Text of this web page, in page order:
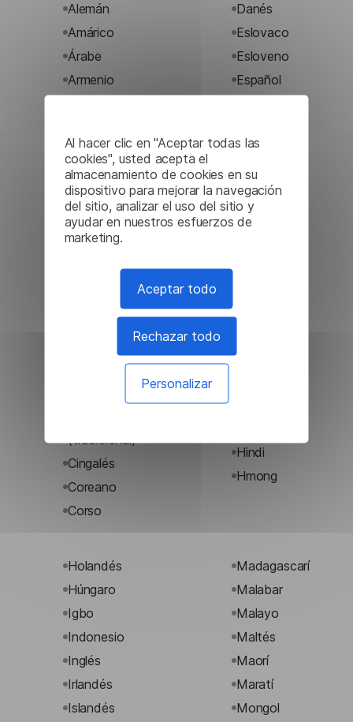
Al hacer clic en "Aceptar todas las
cookies", usted acepta el
almacenamiento de cookies en su
dispositivo para mejorar la navegación
del sitio, analizar el uso del sitio y
ayudar en nuestros esfuerzos de
marketing.
Aceptar todo
Rechazar todo
Personalizar
Alemán
Amárico
Árabe
Armenio
Bengalí
Bielorruso
Bosnio
Búlgaro
Canarés
(simplificado)
(tradicional)
Cingalés
Coreano
Corso
Danés
Eslovaco
Esloveno
Español
Finlandés
Francés
Frisio
Gaélico
Gujarati
Hindi
Hmong
Holandés
Húngaro
Igbo
Indonesio
Inglés
Irlandés
Islandés
Madagascarí
Malabar
Malayo
Maltés
Maorí
Maratí
Mongol